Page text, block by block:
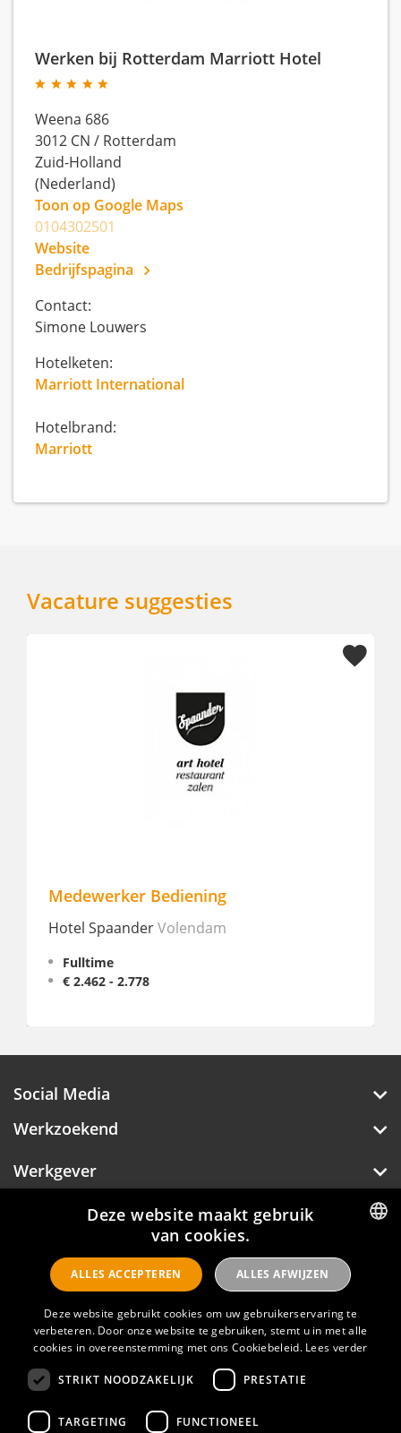
Werken bij Rotterdam Marriott Hotel
Weena 686
3012 CN / Rotterdam
Zuid-Holland
(Nederland)
Toon op Google Maps
0104302501
Website
Bedrijfspagina
Contact:
Simone Louwers
Hotelketen:
Marriott International
Hotelbrand:
Marriott
Vacature suggesties
Medewerker Bediening
Hotel SpaanderVolendam
Fulltime
€ 2.462 - 2.778
Social Media
Werkzoekend
Werkgever
Over Hotelprofessionals
Hotelprofessionals
FAQ
Privacyverklaring
Contact
DUTCH
ENGLISH
Deze website maakt gebruik
van cookies.
Deze website gebruikt cookies om uw gebruikerservaring te
verbeteren. Door onze website te gebruiken, stemt u in met alle
cookies in overeenstemming met ons Cookiebeleid. Lees verder
STRIKT NOODZAKELIJK PRESTATIE
TARGETING FUNCTIONEEL
ALLES ACCEPTEREN ALLES AFWIJZEN